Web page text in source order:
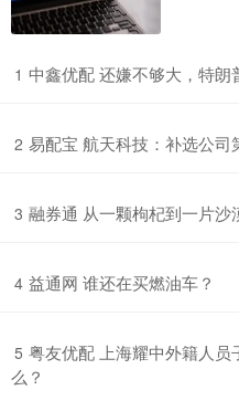
1 中鑫优配 还嫌不够大，特朗
2 易配宝 航天科技：补选公
3 融券通 从一颗枸杞到一片沙
4 ​益通网 谁还在买燃油车？
5 粤友优配 上海耀中外籍人
么？